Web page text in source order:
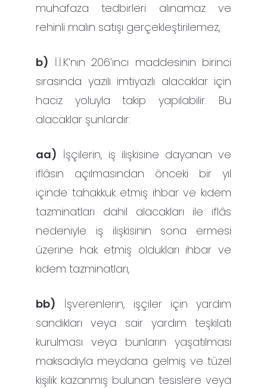
muhafaza tedbirleri alınamaz ve
rehinli malın satışı gerçekleştirilemez,
b) İ.İ.K’nın 206’ıncı maddesinin birinci
sırasında yazılı imtiyazlı alacaklar için
haciz yoluyla takip yapılabilir. Bu
alacaklar şunlardır:
aa) İşçilerin, iş ilişkisine dayanan ve
iflâsın açılmasından önceki bir yıl
içinde tahakkuk etmiş ihbar ve kıdem
tazminatları dahil alacakları ile iflâs
nedeniyle iş ilişkisinin sona ermesi
üzerine hak etmiş oldukları ihbar ve
kıdem tazminatları,
bb) İşverenlerin, işçiler için yardım
sandıkları veya sair yardım teşkilatı
kurulması veya bunların yaşatılması
maksadıyla meydana gelmiş ve tüzel
kişilik kazanmış bulunan tesislere veya